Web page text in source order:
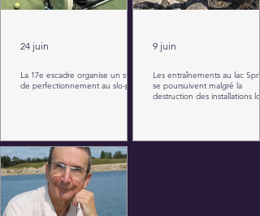
La 17e escadre organise un stage
de perfectionnement au slo-pitch
24 juin
Les entraînements au lac
se poursuivent malgré la
destruction des installations
9 juin